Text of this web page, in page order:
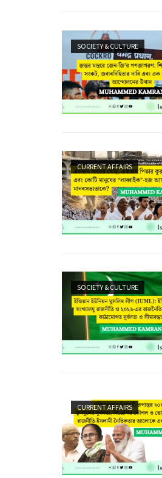
SOCIETY & CULTURE
CURRENT AFFAIRS
SOCIETY & CULTURE
CURRENT AFFAIRS